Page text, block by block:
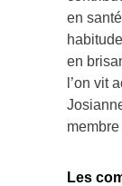
en
en
l’on vit
Les